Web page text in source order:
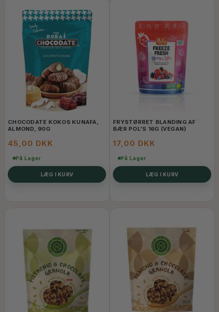
CHOCODATE KOKOS KUNAFA,
ALMOND, 90G
45,00 DKK
På Lager
LÆG I KURV
FRYSTØRRET BLANDING AF
BÆR POL'S 16G (VEGAN)
17,00 DKK
På Lager
LÆG I KURV